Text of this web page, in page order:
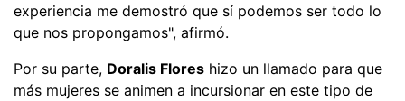
experiencia me demostró que sí podemos ser todo lo
que nos propongamos", afirmó.
Por su parte, Doralis Flores hizo un llamado para que
más mujeres se animen a incursionar en este tipo de